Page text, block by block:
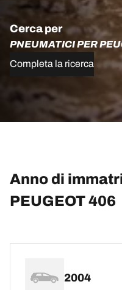
Cerca per
PNEUMATICI PER
Completa la ricerca
Anno di
PEUGEOT 406
2004